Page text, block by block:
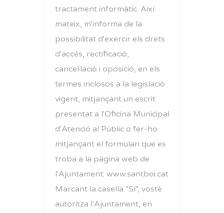
tractament informàtic. Així
mateix, m'informa de la
possibilitat d'exercir els drets
d'accés, rectificació,
cancel·lació i oposició, en els
termes inclosos a la legislació
vigent, mitjançant un escrit
presentat a l'Oficina Municipal
d'Atenció al Públic o fer-ho
mitjançant el formulari que es
troba a la pàgina web de
l'Ajuntament: www.santboi.cat
Marcant la casella "Sí", vostè
autoritza l'Ajuntament, en